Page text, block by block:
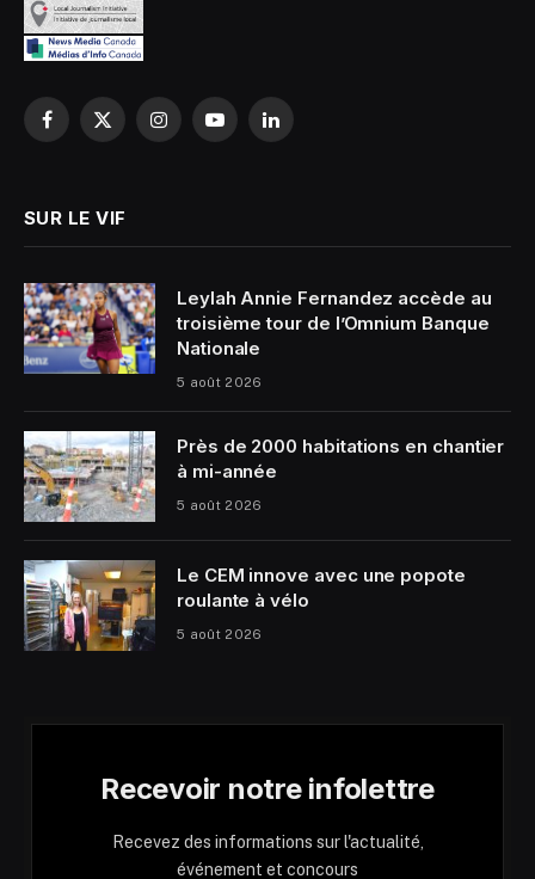
Facebook
X
InstagramYouTubeLinkedIn
SUR LE VIF
Leylah Annie Fernandez accède au
troisième tour de l’Omnium Banque
Nationale
5 août 2026
Près de 2000 habitations en chantier
à mi-année
5 août 2026
Le CEM innove avec une popote
roulante à vélo
5 août 2026
Recevoir notre infolettre
Recevez des informations sur l'actualité,
événement et concours